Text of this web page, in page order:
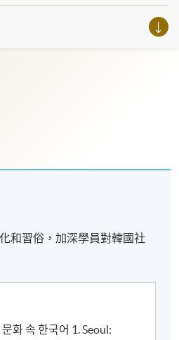
和習俗，加深學員對韓國社
화 속 한국어 1. Seoul: